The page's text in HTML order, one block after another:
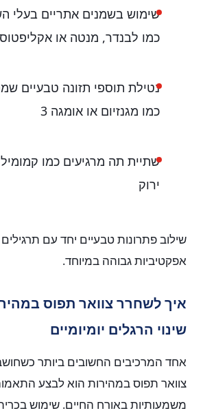
שימוש בשמנים אתריים בעלי
כמו לבנדר, מנטה או אקליפטוס
נטילת תוספי תזונה טבעיים
כמו מגנזיום או אומגה 3
שתיית תה מרגיעים כמו
ירוק
שילוב פתרונות טבעיים יחד עם תרגילים
אפקטיביות גבוהה במיוחד.
איך לשחרר צוואר תפוס
שינוי הרגלים יומיומיים
אחד המרכיבים החשובים ביותר
צוואר תפוס במהירות הוא לבצע
משמעותיות באורח החיים. שימוש